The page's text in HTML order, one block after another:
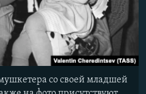
со своей младшей